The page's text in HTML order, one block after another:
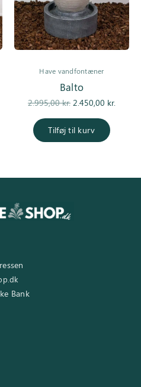
Have vandfontæner
Balto
2.995,00kr.
Den
pris var:
2.995,00 kr..
2.450,00 kr.
Tilføj til kurv
Bank